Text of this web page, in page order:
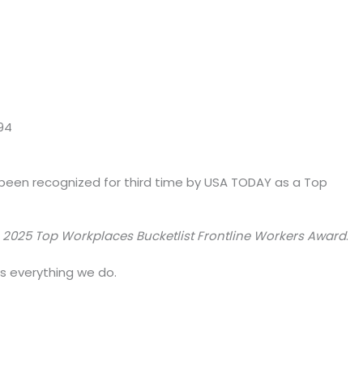
recognized for third time by USA TODAY as a Top
2025 Top Workplaces Bucketlist Frontline Workers Award.
everything we do.